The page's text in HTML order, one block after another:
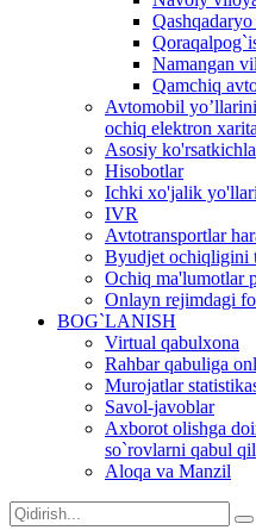
Namangan
Qamchiq
Avtomobil
ochiq elektron
Asosiy
Hisobotlar
Ichki xo'jalik yo'llari
IVR
Avtotransportlar
Byudjet ochiqligini
Ochiq ma'lumotlar
Onlayn rejimdagi
BOG`LANISH
Virtual qabulxona
Rahbar qabuliga
Murojatlar
Savol-javoblar
Axborot olishga
so`rovlarni qabul
Aloqa va Manzil